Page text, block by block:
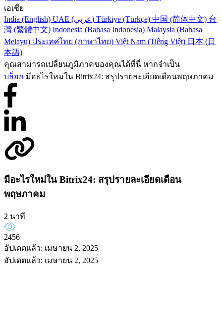
เอเชีย
India (English)
UAE (عربي) Türkiye (Türkçe) 中国 (简体中文) 台
灣 (繁體中文) Indonesia (Bahasa Indonesia) Malaysia (Bahasa
Melayu) ประเทศไทย (ภาษาไทย) Việt Nam (Tiếng Việt) 日本 (日
本語)
คุณสามารถเปลี่ยนภูมิภาคของคุณได้ที่นี่ หากจำเป็น
บล็อก มีอะไรใหม่ใน Bitrix24: สรุปรายละเอียดเดือนพฤษภาคม
มีอะไรใหม่ใน Bitrix24: สรุปรายละเอียดเดือน
พฤษภาคม
2 นาที
2456
อัปเดตแล้ว: เมษายน 2, 2025
อัปเดตแล้ว: เมษายน 2, 2025